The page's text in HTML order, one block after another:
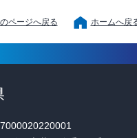
ページへ戻る ホームへ戻